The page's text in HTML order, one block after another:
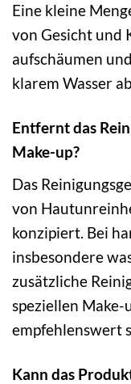
Eine kleine
von Gesicht und
aufschäumen
klarem Wasser
Entfernt das
Make-up?
Das
von
konzipiert. Bei
insbesondere
zusätzliche
speziellen
empfehlenswert
Kann das